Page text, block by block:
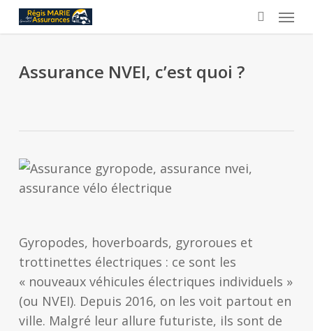
Skip
content
search
Menu
Assurance NVEI, c’est quoi ?
Gyropodes, hoverboards, gyroroues et
trottinettes électriques : ce sont les
« nouveaux véhicules électriques individuels »
(ou NVEI). Depuis 2016, on les voit partout en
ville. Malgré leur allure futuriste, ils sont de